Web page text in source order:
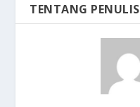
TENTANG PENULIS